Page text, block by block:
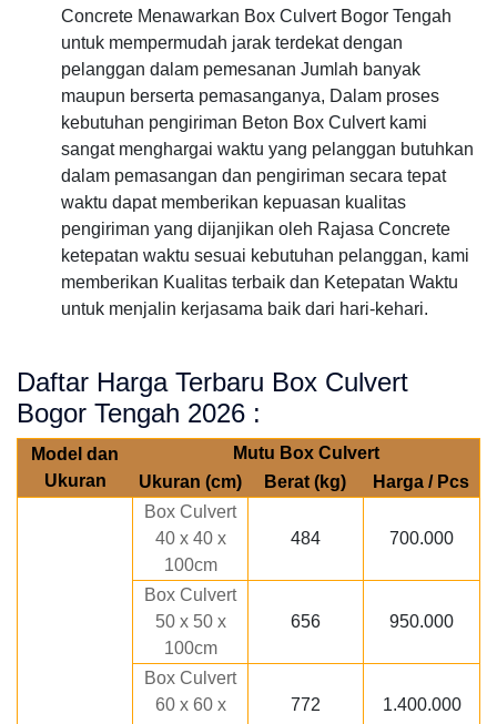
Concrete Menawarkan Box Culvert Bogor Tengah
untuk mempermudah jarak terdekat dengan
pelanggan dalam pemesanan Jumlah banyak
maupun berserta pemasanganya, Dalam proses
kebutuhan pengiriman Beton Box Culvert kami
sangat menghargai waktu yang pelanggan butuhkan
dalam pemasangan dan pengiriman secara tepat
waktu dapat memberikan kepuasan kualitas
pengiriman yang dijanjikan oleh Rajasa Concrete
ketepatan waktu sesuai kebutuhan pelanggan, kami
memberikan Kualitas terbaik dan Ketepatan Waktu
untuk menjalin kerjasama baik dari hari-kehari.
Daftar Harga Terbaru Box Culvert
Bogor Tengah 2026 :
Model dan
Ukuran
Mutu Box Culvert
Ukuran (cm)
Berat (kg)
Harga / Pcs
Box Culvert
40 x 40 x
100cm
484 700.000
Box Culvert
50 x 50 x
100cm
656 950.000
Box Culvert
60 x 60 x
772 1.400.000